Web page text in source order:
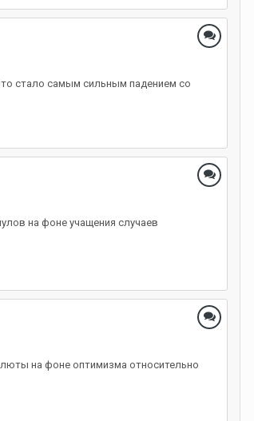
стало самым сильным падением со
на фоне учащения случаев
на фоне оптимизма относительно